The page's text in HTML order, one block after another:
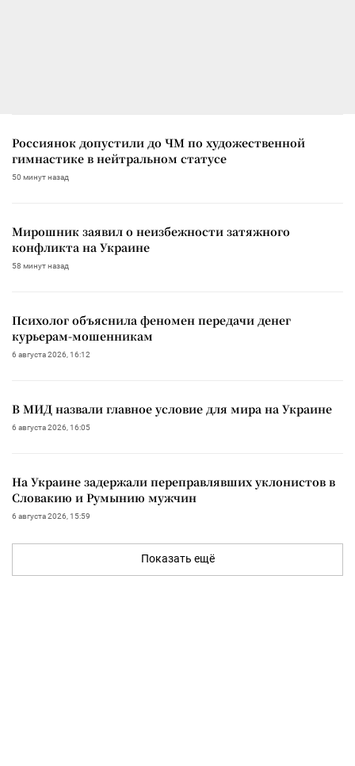
Россиянок допустили до ЧМ по художественной
гимнастике в нейтральном статусе
50 минут назад
Мирошник заявил о неизбежности затяжного
конфликта на Украине
58 минут назад
Психолог объяснила феномен передачи денег
курьерам-мошенникам
6 августа 2026, 16:12
В МИД назвали главное условие для мира на Украине
6 августа 2026, 16:05
На Украине задержали переправлявших уклонистов в
Словакию и Румынию мужчин
6 августа 2026, 15:59
Показать ещё